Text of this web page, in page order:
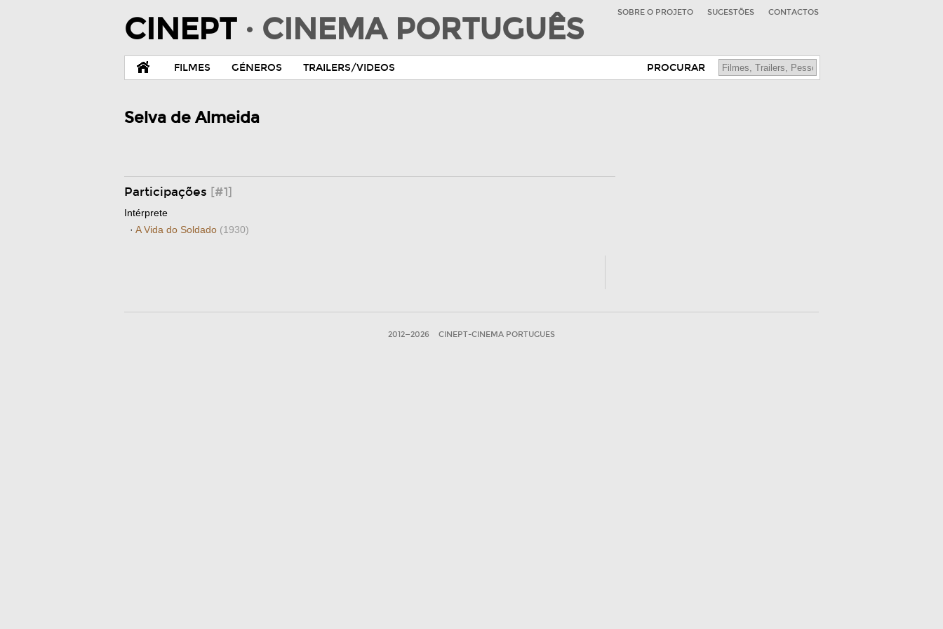
CINEPT · CINEMA PORTUGUÊS SOBRE O PROJETO SUGESTÕES CONTACTOS
FILMES GÉNEROS TRAILERS/VIDEOS PROCURAR
Selva de Almeida
Participações [#1]
Intérprete
· A Vida do Soldado (1930)
2012—2026 CINEPT-CINEMA PORTUGUES